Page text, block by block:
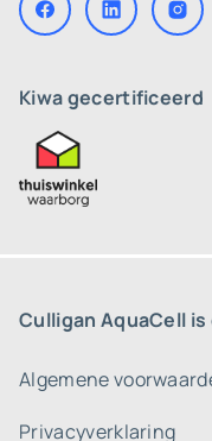
Kiwa gecertificeerd
Culligan AquaCell
Algemene
Privacyverklaring